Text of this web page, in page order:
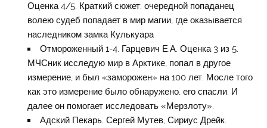
Оценка 4/5. Краткий сюжет: очередной попаданец
волею судеб попадает в мир магии, где оказывается
наследником замка Кулькуара
Отмороженный 1-4. Гарцевич Е.А. Оценка 3 из 5.
МЧСник исследую мир в Арктике, попал в другое
измерение, и был «заморожен» на 100 лет. Мосле того
как это измерение было обнаружено, его спасли. И
далее он помогает исследовать «Мерзлоту».
Адский Пекарь. Сергей Мутев, Сириус Дрейк.